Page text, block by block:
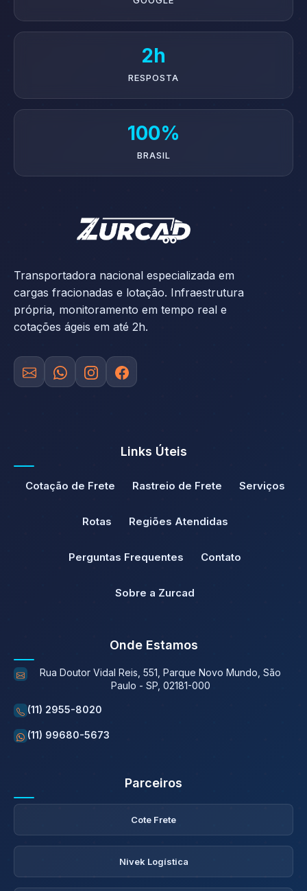
2h
RESPOSTA
100%
BRASIL
Transportadora nacional especializada em
cargas fracionadas e lotação. Infraestrutura
própria, monitoramento em tempo real e
cotações ágeis em até 2h.
Links Úteis
Cotação de Frete Rastreio de Frete Serviços
Rotas Regiões Atendidas
Perguntas Frequentes Contato
Sobre a Zurcad
Onde Estamos
Rua Doutor Vidal Reis, 551, Parque Novo Mundo, São
Paulo - SP, 02181-000
(11) 2955-8020
(11) 99680-5673
Parceiros
Cote Frete
Nivek Logística